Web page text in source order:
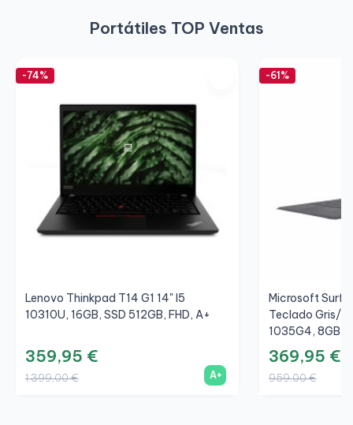
Portátiles TOP Ventas
-74%
Lenovo Thinkpad T14 G1 14" I5
10310U, 16GB, SSD 512GB, FHD, A+
359,95 €
1.399,00 € A+
-61%
Microsoft
Teclado Gris/
1035G4, 8GB,
369,95 €
959,00 €